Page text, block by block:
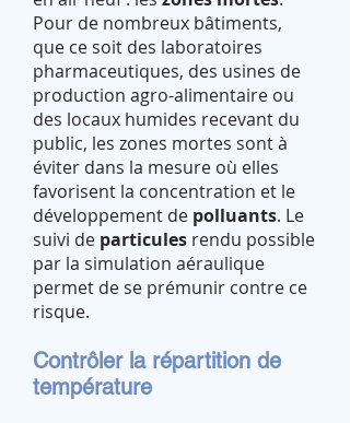
Pour de nombreux bâtiments,
que ce soit des laboratoires
pharmaceutiques, des usines de
production agro-alimentaire ou
des locaux humides recevant du
public, les zones mortes sont à
éviter dans la mesure où elles
favorisent la concentration et le
développement de polluants. Le
suivi de particules rendu possible
par la simulation aéraulique
permet de se prémunir contre ce
risque.
Contrôler la répartition de
température